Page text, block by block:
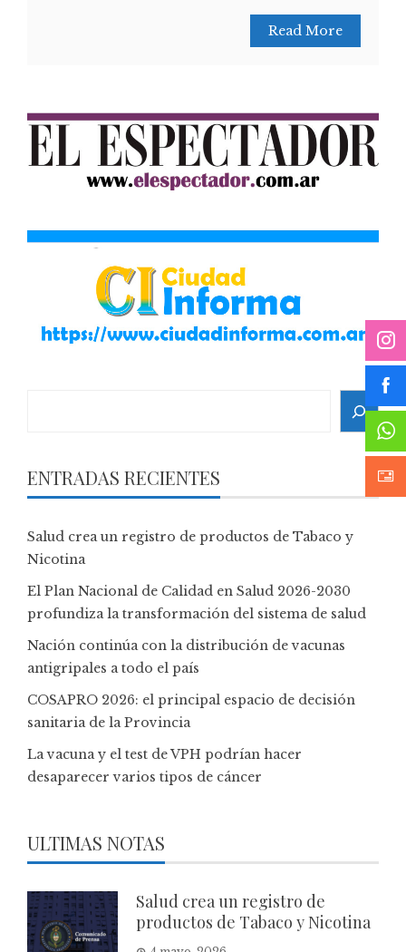
Read More
ENTRADAS RECIENTES
Salud crea un registro de productos de Tabaco y
Nicotina
El Plan Nacional de Calidad en Salud 2026-2030
profundiza la transformación del sistema de salud
Nación continúa con la distribución de vacunas
antigripales a todo el país
COSAPRO 2026: el principal espacio de decisión
sanitaria de la Provincia
La vacuna y el test de VPH podrían hacer
desaparecer varios tipos de cáncer
ULTIMAS NOTAS
Salud crea un registro de
productos de Tabaco y Nicotina